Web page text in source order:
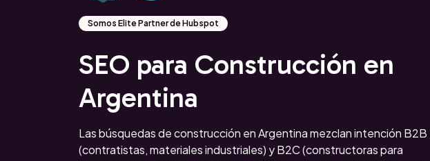
Somos Elite Partner de Hubspot
SEO para Construcción en
Argentina
Las búsquedas de construcción en Argentina mezclan intención B2B
(contratistas, materiales industriales) y B2C (constructoras para